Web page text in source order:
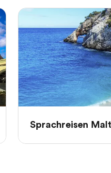
Sprachreisen